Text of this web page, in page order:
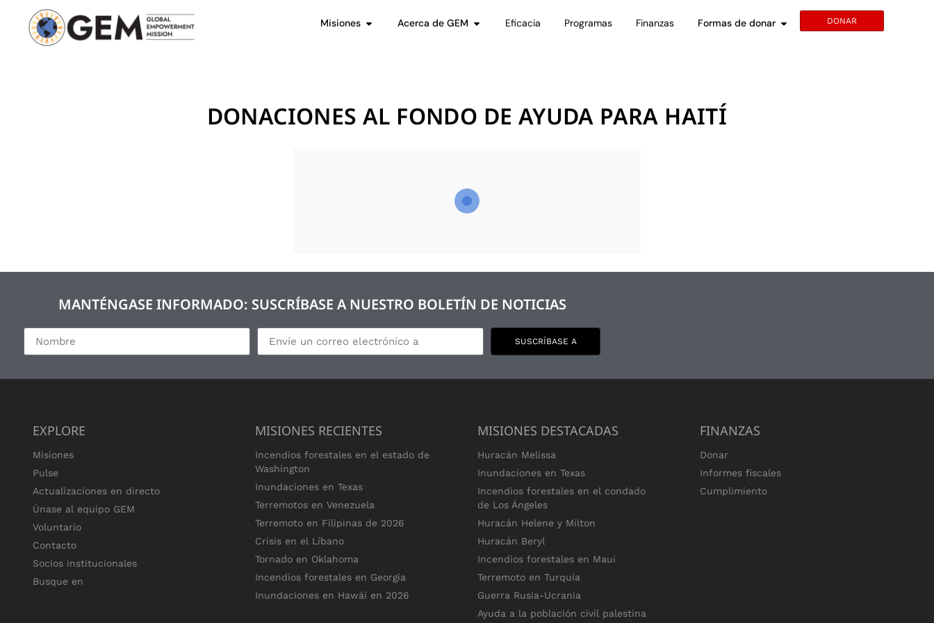
Misiones Acerca de GEM Eficacia Programas Finanzas Formas de donar DONAR
DONACIONES AL FONDO DE AYUDA PARA HAITÍ
MANTÉNGASE INFORMADO: SUSCRÍBASE A NUESTRO BOLETÍN DE NOTICIAS
SUSCRÍBASE A
EXPLORE
Misiones
Pulse
Actualizaciones en directo
Únase al equipo GEM
Voluntario
Contacto
Socios institucionales
Busque en
MISIONES RECIENTES
Incendios forestales en el estado de
Washington
Inundaciones en Texas
Terremotos en Venezuela
Terremoto en Filipinas de 2026
Crisis en el Líbano
Tornado en Oklahoma
Incendios forestales en Georgia
Inundaciones en Hawái en 2026
MISIONES DESTACADAS
Huracán Melissa
Inundaciones en Texas
Incendios forestales en el condado
de Los Ángeles
Huracán Helene y Milton
Huracán Beryl
Incendios forestales en Maui
Terremoto en Turquía
Guerra Rusia-Ucrania
Ayuda a la población civil palestina
FINANZAS
Donar
Informes fiscales
Cumplimiento